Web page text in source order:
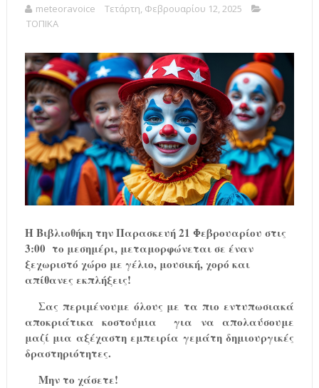
meteoravoice
Τετάρτη, Φεβρουαρίου 12, 2025
ΤΟΠΙΚΑ
Η Βιβλιοθήκη την Παρασκευή 21 Φεβρουαρίου στις
3:00 το μεσημέρι, μεταμορφώνεται σε έναν
ξεχωριστό χώρο με γέλιο, μουσική, χορό και
απίθανες εκπλήξεις!
Σας περιμένουμε όλους με τα πιο εντυπωσιακά
αποκριάτικα κοστούμια
για να απολαύσουμε
μαζί μια αξέχαστη εμπειρία γεμάτη δημιουργικές
δραστηριότητες.
Μην το χάσετε!